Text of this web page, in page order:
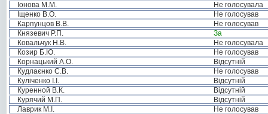
Іонова М.М.
Не голосувала
Іщенко В.О.
Не голосував
Карпунцов В.В.
Не голосував
Князевич Р.П.
За
Ковальчук Н.В.
Не голосувала
Козир Б.Ю.
Не голосував
Корнацький А.О.
Відсутній
Кудлаєнко С.В.
Не голосував
Куліченко І.І.
Відсутній
Куренной В.К.
Відсутній
Курячий М.П.
Відсутній
Лаврик М.І.
Не голосував